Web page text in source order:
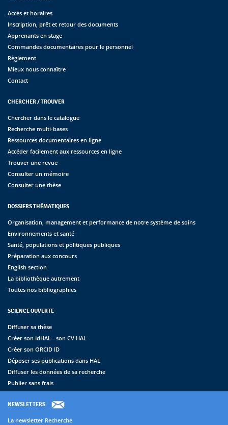
Accès et horaires
Inscription, prêt et retour des documents
Apprenants en stage
Commandes documentaires pour le personnel
Règlement
Mieux nous connaître
Contact
CHERCHER / TROUVER
Chercher dans le catalogue
Recherche multi-bases
Ressources documentaires en ligne
Accéder facilement aux ressources en ligne
Trouver une revue
Consulter un mémoire
Consulter une thèse
DOSSIERS THÉMATIQUES
Organisation, management et performance de notre système de soins
Environnements et santé
Santé, populations et politiques publiques
Préparation aux concours
English section
La bibliothèque autrement
Toutes nos bibliographies
SCIENCE OUVERTE
Diffuser sa thèse
Créer son IdHAL - son CV HAL
Créer son ORCID ID
Déposer ses publications dans HAL
Diffuser les données de sa recherche
Publier sans frais
NEWSLETTERS
La newsletter Recherche